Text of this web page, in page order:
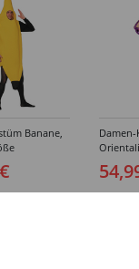
Banane,
(36-48)